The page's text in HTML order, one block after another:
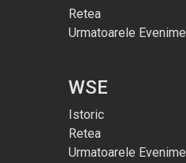
Retea
Urmatoarele
WSE
Istoric
Retea
Urmatoarele